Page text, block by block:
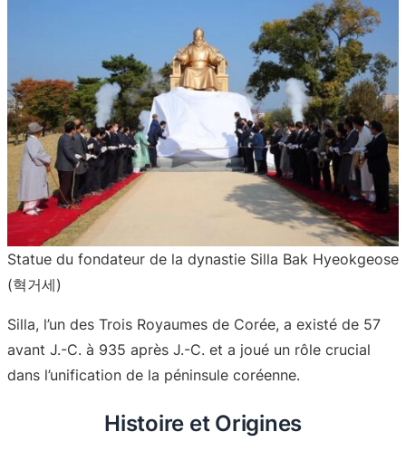
Statue du fondateur de la dynastie Silla Bak Hyeokgeose
(혁거세)
Silla, l’un des Trois Royaumes de Corée, a existé de 57
avant J.-C. à 935 après J.-C. et a joué un rôle crucial
dans l’unification de la péninsule coréenne.
Histoire et Origines